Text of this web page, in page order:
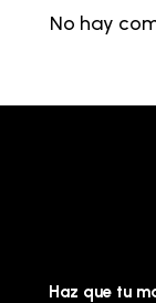
No hay
Haz que tu